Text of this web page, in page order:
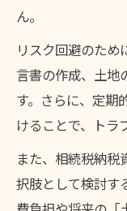
ん。
リスク回避のた
言書の作成、土地
す。さらに、定期
けることで、トラ
また、相続税納
択肢として検討す